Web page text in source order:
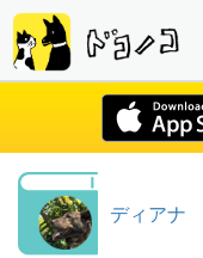
ディアナ